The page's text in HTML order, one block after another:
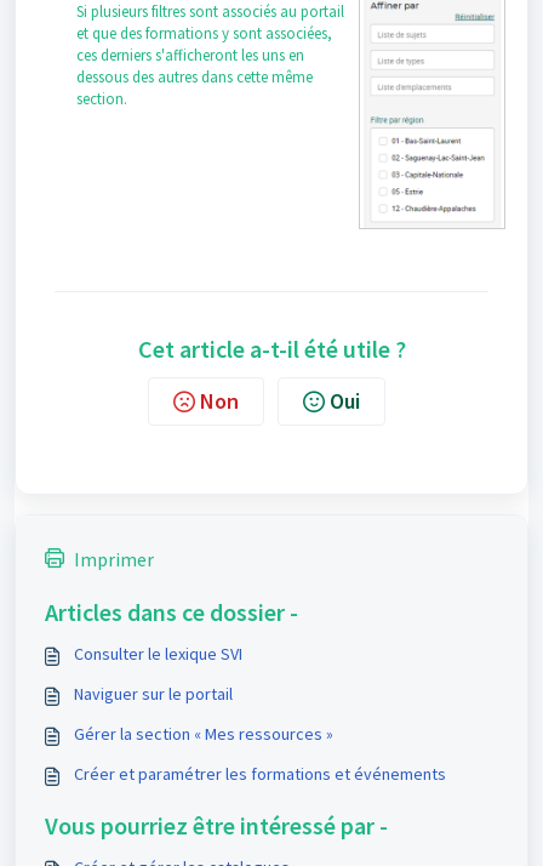
Si plusieurs filtres sont associés au portail
et que des formations y sont associées,
ces derniers s'afficheront les uns en
dessous des autres dans cette même
section.
Cet article a-t-il été utile ?
Non Oui
Imprimer
Articles dans ce dossier -
Consulter le lexique SVI
Naviguer sur le portail
Gérer la section « Mes ressources »
Créer et paramétrer les formations et événements
Vous pourriez être intéressé par -